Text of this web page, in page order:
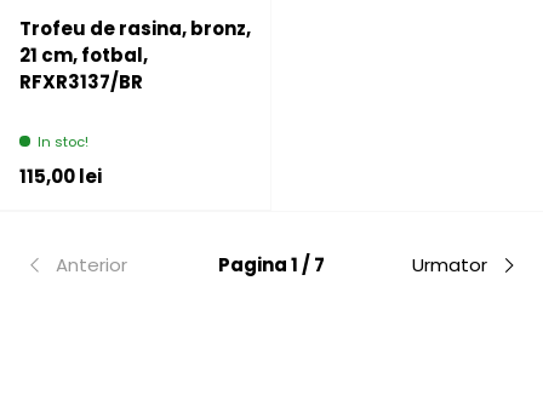
Trofeu de rasina, bronz,
21 cm, fotbal,
RFXR3137/BR
In stoc!
Pret initial
115,00 lei
Anterior Pagina 1 / 7 Urmator